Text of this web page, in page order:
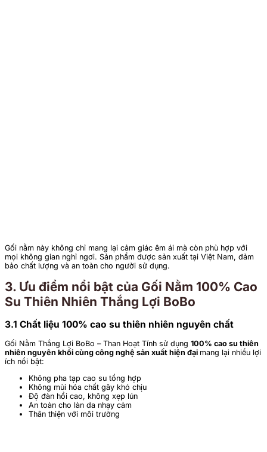
Gối nằm này không chỉ mang lại cảm giác êm ái mà còn phù hợp với
mọi không gian nghỉ ngơi. Sản phẩm được sản xuất tại Việt Nam, đảm
bảo chất lượng và an toàn cho người sử dụng.
3. Ưu điểm nổi bật của Gối Nằm 100% Cao
Su Thiên Nhiên Thắng Lợi BoBo
3.1 Chất liệu 100% cao su thiên nhiên nguyên chất
Gối Nằm Thắng Lợi BoBo – Than Hoạt Tính sử dụng 100% cao su thiên
nhiên nguyên khối cùng công nghệ sản xuất hiện đại mang lại nhiều lợi
ích nổi bật:
Không pha tạp cao su tổng hợp
Không mùi hóa chất gây khó chịu
Độ đàn hồi cao, không xẹp lún
An toàn cho làn da nhạy cảm
Thân thiện với môi trường